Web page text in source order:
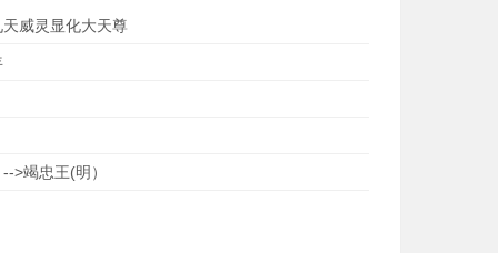
威灵显化大天尊
>竭忠王(明）